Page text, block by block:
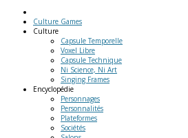
Culture Games
Culture
Capsule Temporelle
Voxel Libre
Capsule Technique
Ni Science, Ni Art
Singing Frames
Encyclopédie
Personnages
Personnalités
Plateformes
Sociétés